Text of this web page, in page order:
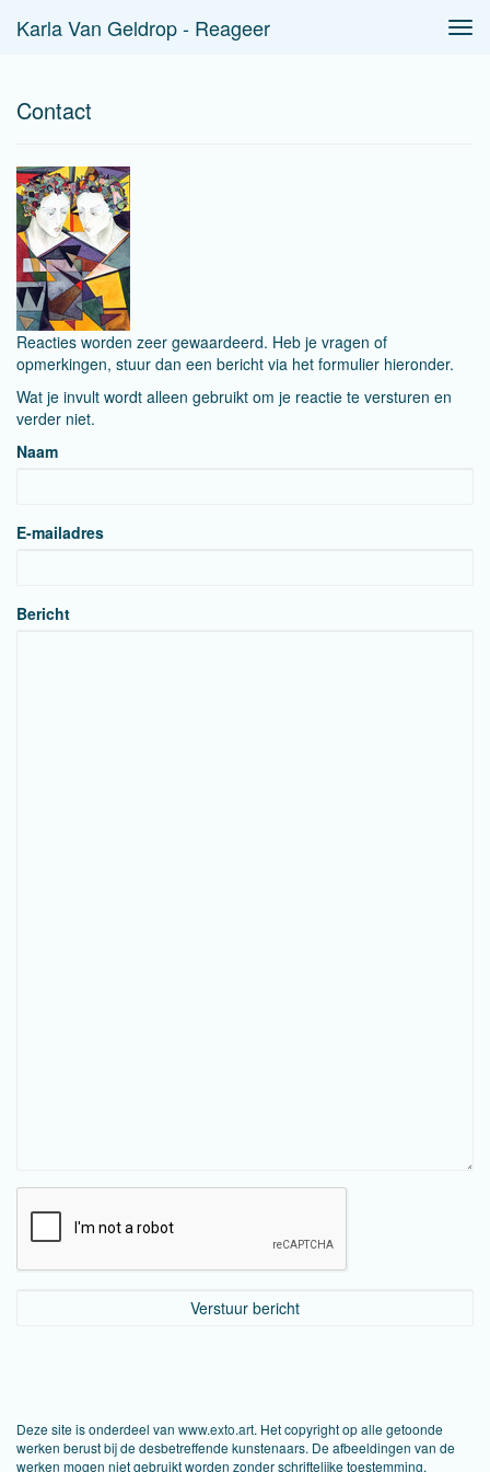
Karla Van Geldrop - Reageer
Contact
Reacties worden zeer gewaardeerd. Heb je vragen of
opmerkingen, stuur dan een bericht via het formulier hieronder.
Wat je invult wordt alleen gebruikt om je reactie te versturen en
verder niet.
Naam
E-mailadres
Bericht
Deze site is onderdeel van www.exto.art. Het copyright op alle getoonde
werken berust bij de desbetreffende kunstenaars. De afbeeldingen van de
werken mogen niet gebruikt worden zonder schriftelijke toestemming.